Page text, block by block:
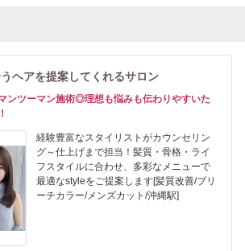
ヘアを提案してくれるサロン
ンツーマン施術◎理想も悩みも伝わりやすいた
経験豊富なスタイリストがカウンセリン
グ～仕上げまで担当！髪質・骨格・ライ
フスタイルに合わせ、多彩なメニューで
最適なstyleをご提案します[髪質改善/ブリ
ーチカラー/メンズカット/沖縄駅]